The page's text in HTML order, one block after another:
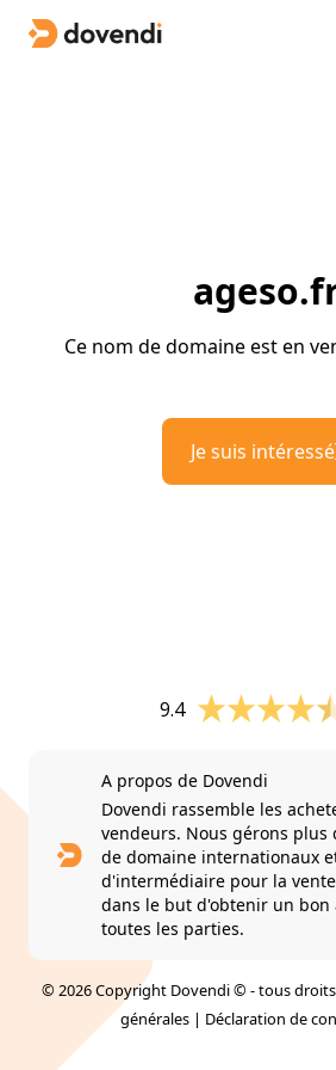
Ce nom de domaine est en
Je suis intéressé
9.4
A propos de Dovendi
Dovendi rassemble les
vendeurs. Nous gérons plus
de domaine internationaux
d'intermédiaire pour la
dans le but d'obtenir un bon
toutes les parties.
© 2026 Copyright Dovendi © - tous
générales | Déclaration de